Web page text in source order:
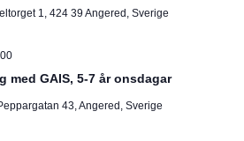
1, 424 39 Angered, Sverige
med GAIS, 5-7 år onsdagar
43, Angered, Sverige